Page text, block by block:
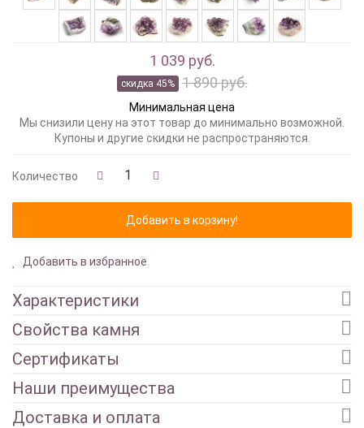
1 039 руб.
скидка 45% 1 890 руб.
Минимальная цена
Мы снизили цену на этот товар до минимально возможной.
Купоны и другие скидки не распространяются.
Количество
Добавить в избранное
Характеристики
Свойства камня
Сертификаты
Наши преимущества
Доставка и оплата